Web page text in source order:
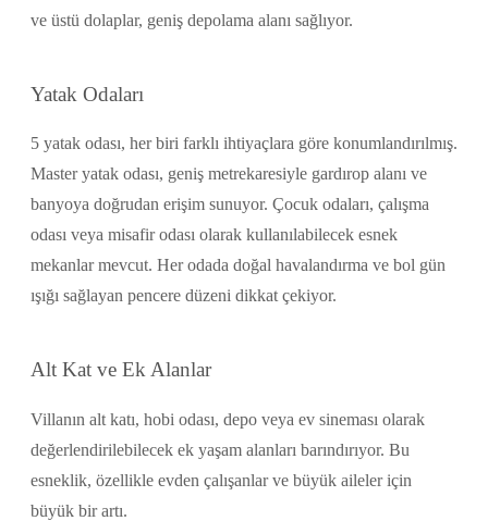
ve üstü dolaplar, geniş depolama alanı sağlıyor.
Yatak Odaları
5 yatak odası, her biri farklı ihtiyaçlara göre konumlandırılmış.
Master yatak odası, geniş metrekaresiyle gardırop alanı ve
banyoya doğrudan erişim sunuyor. Çocuk odaları, çalışma
odası veya misafir odası olarak kullanılabilecek esnek
mekanlar mevcut. Her odada doğal havalandırma ve bol gün
ışığı sağlayan pencere düzeni dikkat çekiyor.
Alt Kat ve Ek Alanlar
Villanın alt katı, hobi odası, depo veya ev sineması olarak
değerlendirilebilecek ek yaşam alanları barındırıyor. Bu
esneklik, özellikle evden çalışanlar ve büyük aileler için
büyük bir artı.